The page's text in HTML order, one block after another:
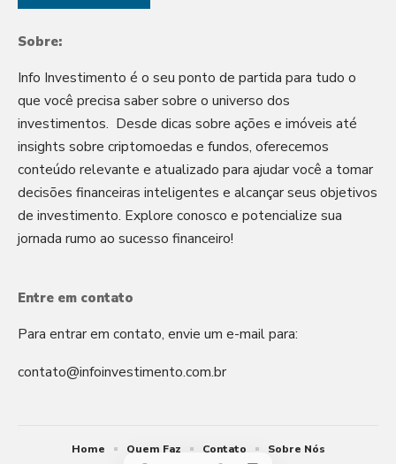
Sobre:
Info Investimento é o seu ponto de partida para tudo o
que você precisa saber sobre o universo dos
investimentos. Desde dicas sobre ações e imóveis até
insights sobre criptomoedas e fundos, oferecemos
conteúdo relevante e atualizado para ajudar você a tomar
decisões financeiras inteligentes e alcançar seus objetivos
de investimento. Explore conosco e potencialize sua
jornada rumo ao sucesso financeiro!
Entre em contato
Para entrar em contato, envie um e-mail para:
contato@infoinvestimento.com.br
Home Quem Faz Contato Sobre Nós